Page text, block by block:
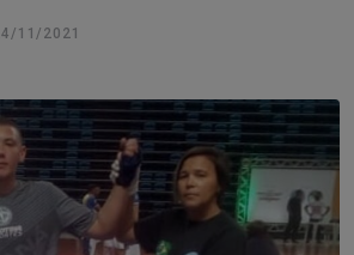
11/2021